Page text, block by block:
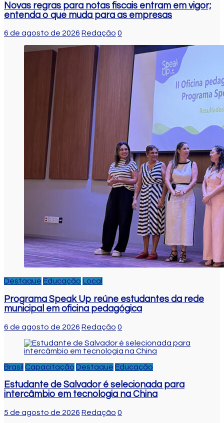
Novas regras para notas fiscais entram em vigor;
entenda o que muda para as empresas
6 de agosto de 2026 Redação 0
Destaque Educação Local
Programa Speak Up reúne estudantes da rede
municipal em oficina pedagógica
6 de agosto de 2026 Redação 0
Brasil Capacitação Destaque Educação
Estudante de Salvador é selecionada para
intercâmbio em tecnologia na China
5 de agosto de 2026 Redação 0